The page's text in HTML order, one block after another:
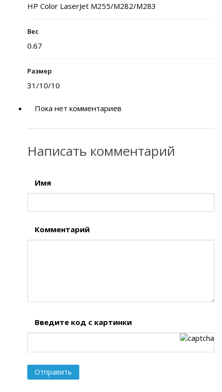
HP Color LaserJet M255/M282/M283
Вес
0.67
Размер
31/10/10
Пока нет комментариев
Написать комментарий
Имя
Комментарий
Введите код с картинки